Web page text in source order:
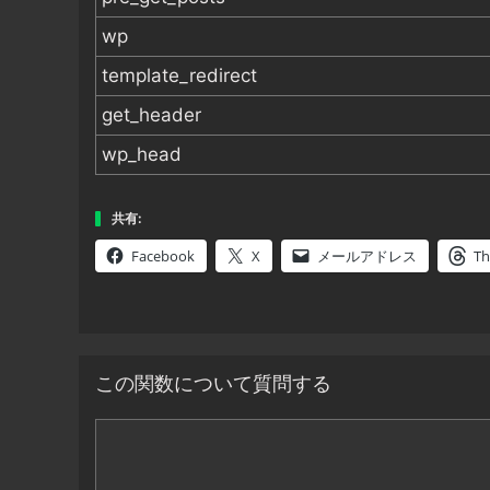
wp
template_redirect
get_header
wp_head
共有:
Facebook X メールアドレス
この関数について質問する